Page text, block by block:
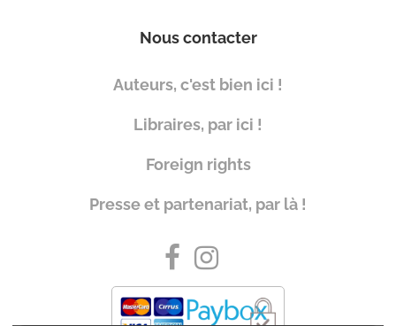
Nous contacter
Auteurs, c'est bien ici !
Libraires, par ici !
Foreign rights
Presse et partenariat, par là !